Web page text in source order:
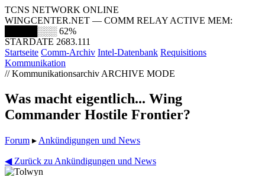
TCNS NETWORK ONLINE
WINGCENTER.NET — COMM RELAY ACTIVE MEM:
█████░░░ 62%
STARDATE 2683.111
Startseite Comm-Archiv Intel-Datenbank Requisitions
Kommunikation
// Kommunikationsarchiv ARCHIVE MODE
Was macht eigentlich... Wing
Commander Hostile Frontier?
Forum ▸ Ankündigungen und News
◀ Zurück zu Ankündigungen und News